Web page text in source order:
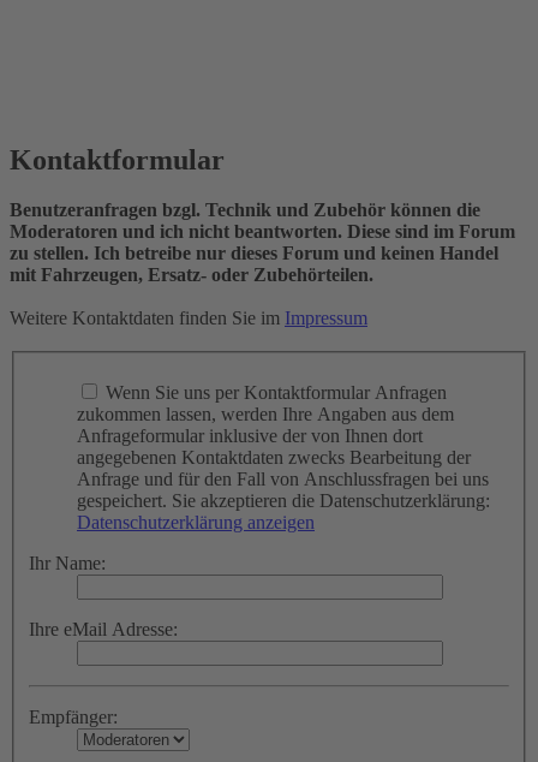
Kontaktformular
Benutzeranfragen bzgl. Technik und Zubehör können die
Moderatoren und ich nicht beantworten. Diese sind im Forum
zu stellen. Ich betreibe nur dieses Forum und keinen Handel
mit Fahrzeugen, Ersatz- oder Zubehörteilen.
Weitere Kontaktdaten finden Sie im Impressum
Wenn Sie uns per Kontaktformular Anfragen
zukommen lassen, werden Ihre Angaben aus dem
Anfrageformular inklusive der von Ihnen dort
angegebenen Kontaktdaten zwecks Bearbeitung der
Anfrage und für den Fall von Anschlussfragen bei uns
gespeichert. Sie akzeptieren die Datenschutzerklärung:
Datenschutzerklärung anzeigen
Ihr Name:
Ihre eMail Adresse:
Empfänger: